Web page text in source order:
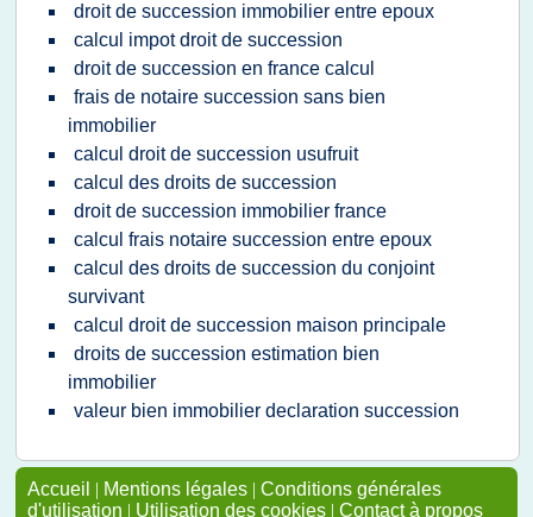
droit de succession immobilier entre epoux
calcul impot droit de succession
droit de succession en france calcul
frais de notaire succession sans bien
immobilier
calcul droit de succession usufruit
calcul des droits de succession
droit de succession immobilier france
calcul frais notaire succession entre epoux
calcul des droits de succession du conjoint
survivant
calcul droit de succession maison principale
droits de succession estimation bien
immobilier
valeur bien immobilier declaration succession
Accueil | Mentions légales | Conditions générales
d'utilisation | Utilisation des cookies | Contact à propos